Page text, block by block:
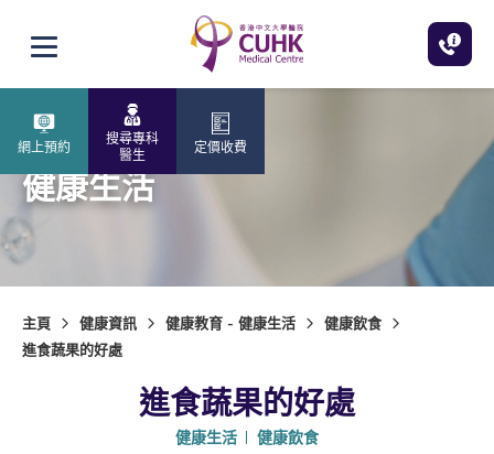
打開選單
網上預約
搜尋專科
醫生
定價收費
健康生活
主頁 健康資訊 健康教育 - 健康生活
健康飲食
進食蔬果的好處
進食蔬果的好處
健康生活 健康飲食